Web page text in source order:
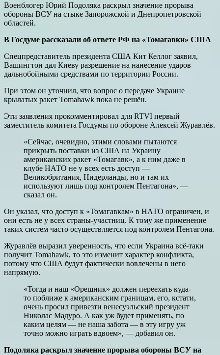
Военблогер Юрий Подоляка раскрыл значение прорыва
обороны ВСУ на стыке Запорожской и Днепропетровской
областей.
В Госдуме рассказали об ответе РФ на «Томагавки» США
Спецпредставитель президента США Кит Келлог заявил,
Вашингтон дал Киеву разрешение на нанесение ударов
дальнобойными средствами по территории России.
При этом он уточнил, что вопрос о передаче Украине
крылатых ракет Tomahawk пока не решён.
Эти заявления прокомментировал для RTVI первый
заместитель комитета Госдумы по обороне Алексей Журавлёв.
«Сейчас, очевидно, этими словами пытаются
прикрыть поставки из США на Украину
американских ракет «Томагавк», а к ним даже в
клубе НАТО не у всех есть доступ —
Великобритания, Нидерланды, но и там их
используют лишь под контролем Пентагона», —
сказал он.
Он указал, что доступ к «Томагавкам» в НАТО ограничен, и
они есть не у всех страны-участниц. К тому же применение
таких систем часто осуществляется под контролем Пентагона.
Журавлёв выразил уверенность, что если Украина всё-таки
получит Tomahawk, то это изменит характер конфликта,
потому что США будут фактически вовлечены в него
напрямую.
«Тогда и наш «Орешник» должен переехать куда-
то поближе к американским границам, его, кстати,
очень просил привезти венесуэльский президент
Николас Мадуро. А как уж будет применять, по
каким целям — не наша забота — в эту игру уж
точно можно играть вдвоем», — добавил он.
Подоляка раскрыл значение прорыва обороны ВСУ на